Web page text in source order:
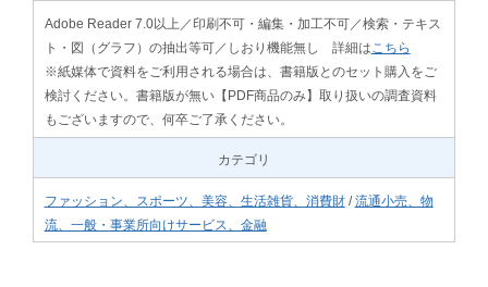
Adobe Reader 7.0以上／印刷不可・編集・加工不可／検索・テキス
ト・図（グラフ）の抽出等可／しおり機能無し 詳細は こちら
※紙媒体で資料をご利用される場合は、書籍版とのセット購入をご
検討ください。書籍版が無い【PDF商品のみ】取り扱いの調査資料
もございますので、何卒ご了承ください。
カテゴリ
ファッション、スポーツ、美容、生活雑貨、消費財/流通小売、物
流、一般・事業所向けサービス、金融